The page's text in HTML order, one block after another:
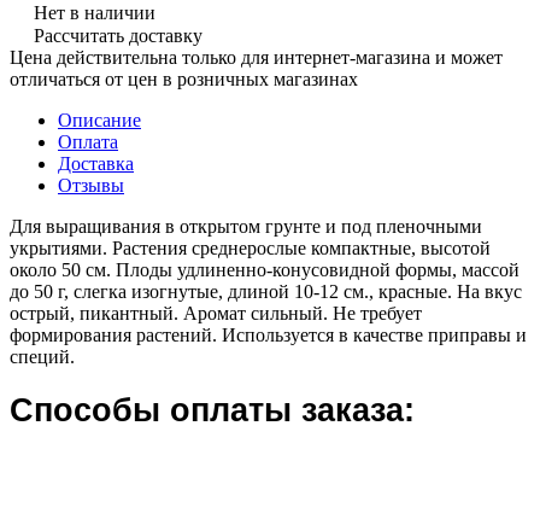
Нет в наличии
Рассчитать доставку
Цена действительна только для интернет-магазина и может
отличаться от цен в розничных магазинах
Описание
Оплата
Доставка
Отзывы
Для выращивания в открытом грунте и под пленочными
укрытиями. Растения среднерослые компактные, высотой
около 50 см. Плоды удлиненно-конусовидной формы, массой
до 50 г, слегка изогнутые, длиной 10-12 см., красные. На вкус
острый, пикантный. Аромат сильный. Не требует
формирования растений. Используется в качестве приправы и
специй.
Способы оплаты заказа: